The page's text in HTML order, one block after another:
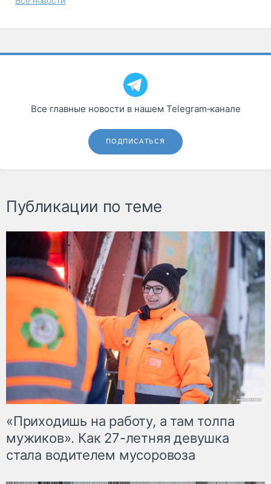
Все главные новости в нашем Telegram‑канале
ПОДПИСАТЬСЯ
Публикации по теме
«Приходишь на работу, а там толпа
мужиков». Как 27-летняя девушка
стала водителем мусоровоза